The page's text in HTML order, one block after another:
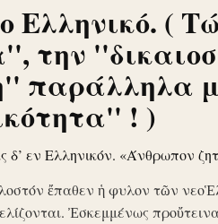
Ελληνικό. (
την
παράλληλα
! )
δ’ εν Ελληνικόν. «Άνθρωπον
ἔπαθεν ἡ φυλον τῶν
Ἐσκεμμένως